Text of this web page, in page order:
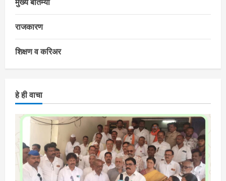
राजकारण
शिक्षण व करिअर
हे ही वाचा